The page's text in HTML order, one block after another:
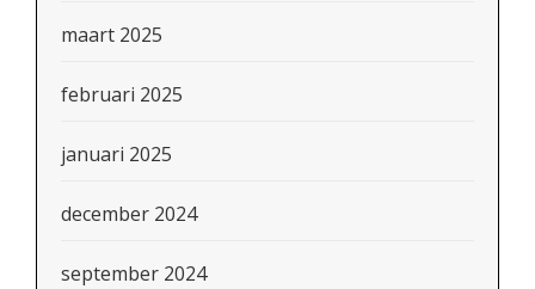
maart 2025
februari 2025
januari 2025
december 2024
september 2024